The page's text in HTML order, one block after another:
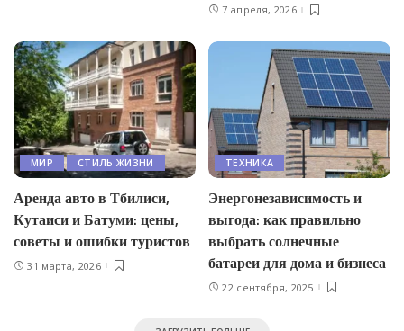
7 апреля, 2026
МИР СТИЛЬ ЖИЗНИ
Аренда авто в Тбилиси,
Кутаиси и Батуми: цены,
советы и ошибки туристов
31 марта, 2026
ТЕХНИКА
Энергонезависимость и
выгода: как правильно
выбрать солнечные
батареи для дома и бизнеса
22 сентября, 2025